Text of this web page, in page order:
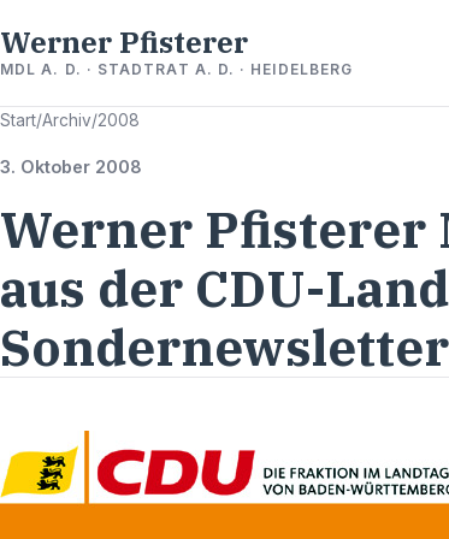
Werner Pfisterer
MDL A. D. · STADTRAT A. D. · HEIDELBERG
Start/Archiv/2008
3. Oktober 2008
Werner Pfisterer
aus der CDU-